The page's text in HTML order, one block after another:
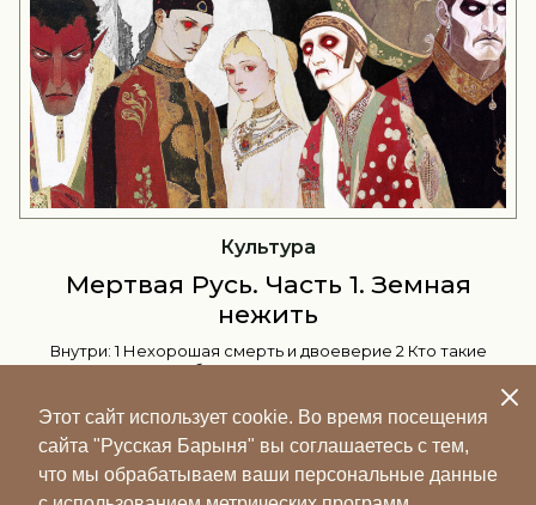
Этот сайт использует cookie. Во время посещения
сайта "Русская Барыня" вы соглашаетесь с тем,
что мы обрабатываем ваши персональные данные
История
Истории к 8 Марта: Ковалевская,
Зверева и Коллонтай
Женсоветы, фиктивные браки, частные уроки, газетные
сплетни, профессорские дипломы и разбитые сердца.
женщин, каждая...